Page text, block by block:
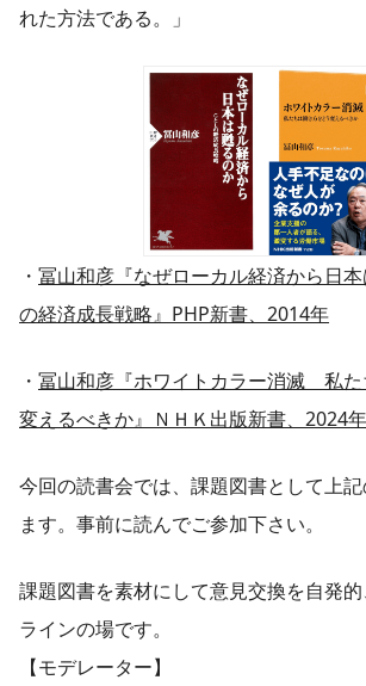
れた方法である。」
・ 冨山和彦『なぜローカル経済から日
の経済成長戦略』PHP新書、2014年
・ 冨山和彦『ホワイトカラー消滅 私た
変えるべきか』ＮＨＫ出版新書、2024年
今回の読書会では、課題図書として上
ます。事前に読んでご参加下さい。
課題図書を素材にして意見交換を自発
ラインの場です。
【モデレーター】